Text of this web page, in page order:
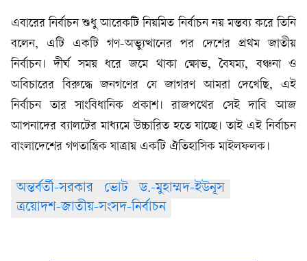
এবারের নির্বাচন শুধু আরেকটি নিয়মিত নির্বাচন নয় মন্তব্য করে তিনি
বলেন, এটি একটি গণ-অভ্যুত্থানের পর দেশের প্রথম জাতীয়
নির্বাচন। দীর্ঘ সময় ধরে জমে থাকা ক্ষোভ, বৈষম্য, বঞ্চনা ও
অবিচারের বিরুদ্ধে জনগণের যে জাগরণ আমরা দেখেছি, এই
নির্বাচন তার সাংবিধানিক প্রকাশ। রাজপথের সেই দাবি আজ
আপনাদের ব্যালটের মাধ্যমে উচ্চারিত হতে যাচ্ছে। তাই এই নির্বাচন
বাংলাদেশের গণতান্ত্রিক যাত্রায় একটি ঐতিহাসিক মাইলফলক।
অন্তর্বর্তী-সরকার ভোট
ড.-মুহাম্মদ-ইউনূস
ত্রয়োদশ-জাতীয়-সংসদ-নির্বাচন